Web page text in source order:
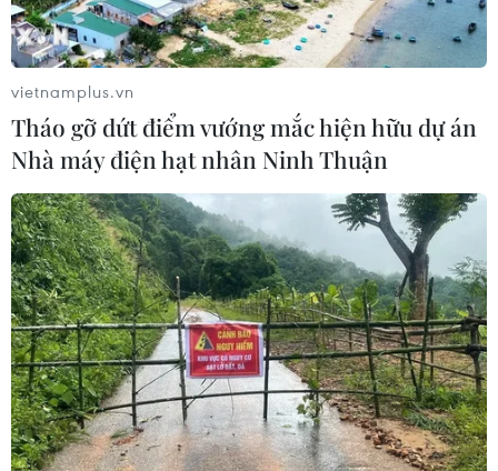
TIN CÙNG CHUYÊN MỤC
Cần Thơ thúc đẩy hợp tác du lịch với
đối tác Hàn Quốc
07/08/2026 12:46
vietnamplus.vn
Tháo gỡ dứt điểm vướng mắc hiện hữu dự án
Nhà máy điện hạt nhân Ninh Thuận